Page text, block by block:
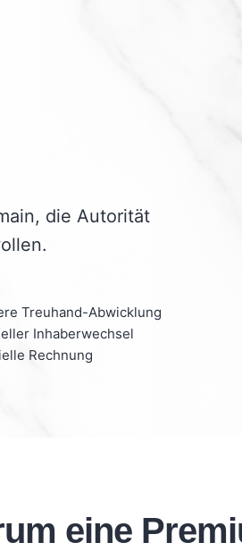
die Autorität
Treuhand-Abwicklung
Inhaberwechsel
Rechnung
eine